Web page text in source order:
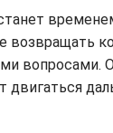
возвращать
вопросами.
двигаться